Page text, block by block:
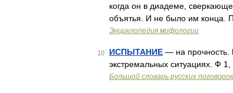
когда он в диадеме,
объятья. И не было им конца.
Энциклопедия мифологии
10 ИСПЫТАНИЕ — на прочность.
экстремальных ситуациях. Ф
Большой словарь русских поговорок